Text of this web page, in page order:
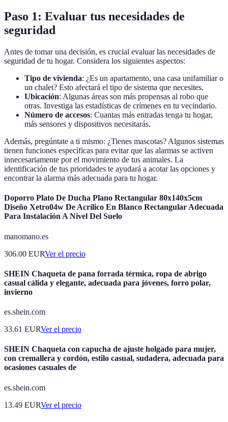
Paso 1: Evaluar tus necesidades de
seguridad
Antes de tomar una decisión, es crucial evaluar las necesidades de
seguridad de tu hogar. Considera los siguientes aspectos:
Tipo de vivienda: ¿Es un apartamento, una casa unifamiliar o
un chalet? Esto afectará el tipo de sistema que necesites.
Ubicación: Algunas áreas son más propensas al robo que
otras. Investiga las estadísticas de crímenes en tu vecindario.
Número de accesos: Cuantas más entradas tenga tu hogar,
más sensores y dispositivos necesitarás.
Además, pregúntate a ti mismo: ¿Tienes mascotas? Algunos sistemas
tienen funciones específicas para evitar que las alarmas se activen
innecesariamente por el movimiento de tus animales. La
identificación de tus prioridades te ayudará a acotar las opciones y
encontrar la alarma más adecuada para tu hogar.
Doporro Plato De Ducha Plano Rectangular 80x140x5cm
Diseño Xetro04w De Acrílico En Blanco Rectangular Adecuada
Para Instalación A Nivel Del Suelo
manomano.es
306.00 EURVer el precio
SHEIN Chaqueta de pana forrada térmica, ropa de abrigo
casual cálida y elegante, adecuada para jóvenes, forro polar,
invierno
es.shein.com
33.61 EURVer el precio
SHEIN Chaqueta con capucha de ajuste holgado para mujer,
con cremallera y cordón, estilo casual, sudadera, adecuada para
ocasiones casuales de
es.shein.com
13.49 EURVer el precio